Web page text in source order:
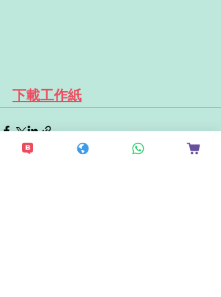
下載工作紙